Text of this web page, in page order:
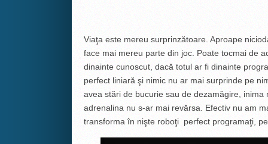
Viaţa este mereu surprinzătoare. Aproape
face mai mereu parte din joc. Poate tocmai de
dinainte cunoscut, dacă totul ar fi dinainte
perfect liniară şi nimic nu ar mai surprinde pe
avea stări de bucurie sau de dezamăgire,
adrenalina nu s-ar mai revărsa. Efectiv nu am
transforma în nişte roboţi perfect programaţi,